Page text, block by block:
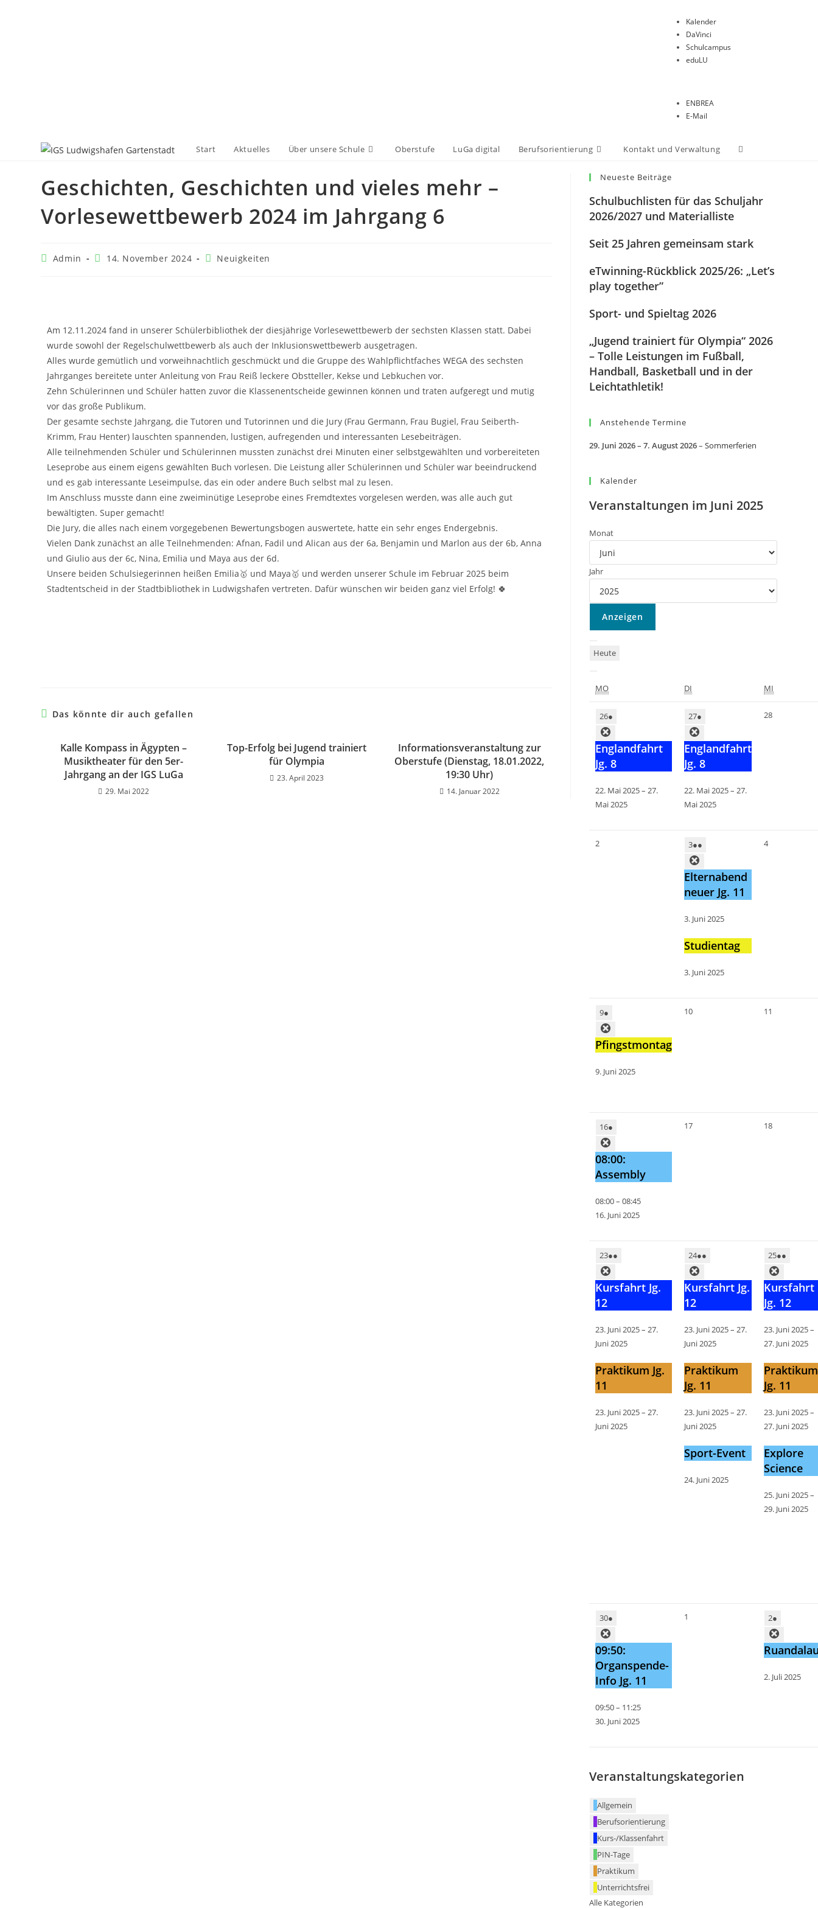
Kalender
DaVinci
Schulcampus
eduLU
ENBREA
E-Mail
Start Aktuelles Über unsere Schule Oberstufe LuGa digital Berufsorientierung Kontakt und Verwaltung
Geschichten, Geschichten und vieles mehr –
Vorlesewettbewerb 2024 im Jahrgang 6
Admin 14. November 2024 Neuigkeiten
Am 12.11.2024 fand in unserer Schülerbibliothek der diesjährige Vorlesewettbewerb der sechsten Klassen statt. Dabei
wurde sowohl der Regelschulwettbewerb als auch der Inklusionswettbewerb ausgetragen.
Alles wurde gemütlich und vorweihnachtlich geschmückt und die Gruppe des Wahlpflichtfaches WEGA des sechsten
Jahrganges bereitete unter Anleitung von Frau Reiß leckere Obstteller, Kekse und Lebkuchen vor.
Zehn Schülerinnen und Schüler hatten zuvor die Klassenentscheide gewinnen können und traten aufgeregt und mutig
vor das große Publikum.
Der gesamte sechste Jahrgang, die Tutoren und Tutorinnen und die Jury (Frau Germann, Frau Bugiel, Frau Seiberth-
Krimm, Frau Henter) lauschten spannenden, lustigen, aufregenden und interessanten Lesebeiträgen.
Alle teilnehmenden Schüler und Schülerinnen mussten zunächst drei Minuten einer selbstgewählten und vorbereiteten
Leseprobe aus einem eigens gewählten Buch vorlesen. Die Leistung aller Schülerinnen und Schüler war beeindruckend
und es gab interessante Leseimpulse, das ein oder andere Buch selbst mal zu lesen.
Im Anschluss musste dann eine zweiminütige Leseprobe eines Fremdtextes vorgelesen werden, was alle auch gut
bewältigten. Super gemacht!
Die Jury, die alles nach einem vorgegebenen Bewertungsbogen auswertete, hatte ein sehr enges Endergebnis.
Vielen Dank zunächst an alle Teilnehmenden: Afnan, Fadil und Alican aus der 6a, Benjamin und Marlon aus der 6b, Anna
und Giulio aus der 6c, Nina, Emilia und Maya aus der 6d.
Unsere beiden Schulsiegerinnen heißen Emilia🥇 und Maya🥇 und werden unserer Schule im Februar 2025 beim
Stadtentscheid in der Stadtbibliothek in Ludwigshafen vertreten. Dafür wünschen wir beiden ganz viel Erfolg! 🍀
Das könnte dir auch gefallen
Kalle Kompass in Ägypten –
Musiktheater für den 5er-
Jahrgang an der IGS LuGa
29. Mai 2022
Top-Erfolg bei Jugend trainiert
für Olympia
23. April 2023
Informationsveranstaltung zur
Oberstufe (Dienstag, 18.01.2022,
19:30 Uhr)
14. Januar 2022
Neueste Beiträge
Schulbuchlisten für das Schuljahr
2026/2027 und Materialliste
Seit 25 Jahren gemeinsam stark
eTwinning-Rückblick 2025/26: „Let’s
play together”
Sport- und Spieltag 2026
„Jugend trainiert für Olympia“ 2026
– Tolle Leistungen im Fußball,
Handball, Basketball und in der
Leichtathletik!
Anstehende Termine
29. Juni 2026– 7. August 2026–Sommerferien
Kalender
Veranstaltungen im Juni 2025
Monat
Jahr
Heute
MO DI MI
26●
Englandfahrt
Jg. 8
22. Mai 2025–27.
Mai 2025
27●
Englandfahrt
Jg. 8
22. Mai 2025–27.
Mai 2025
28
2 3●●
Elternabend
neuer Jg. 11
3. Juni 2025
Studientag
3. Juni 2025
4
9●
Pfingstmontag
9. Juni 2025
10 11
16●
08:00:
Assembly
08:00–08:45
16. Juni 2025
17 18
23●●
Kursfahrt Jg.
12
23. Juni 2025–27.
Juni 2025
Praktikum Jg.
11
23. Juni 2025–27.
Juni 2025
24●●
Kursfahrt Jg.
12
23. Juni 2025–27.
Juni 2025
Praktikum
Jg. 11
23. Juni 2025–27.
Juni 2025
Sport-Event
24. Juni 2025
25●●
Kursfahrt
Jg. 12
23. Juni 2025–
27. Juni 2025
Praktikum
Jg. 11
23. Juni 2025–
27. Juni 2025
Explore
Science
25. Juni 2025–
29. Juni 2025
30●
09:50:
Organspende-
Info Jg. 11
09:50– 11:25
30. Juni 2025
1 2●
2. Juli 2025
Veranstaltungskategorien
Allgemein
Berufsorientierung
Kurs-/Klassenfahrt
PIN-Tage
Praktikum
Unterrichtsfrei
Alle Kategorien